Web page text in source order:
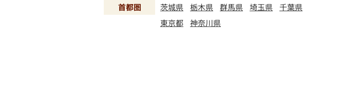
首都圏
茨城県 栃木県 群馬県 埼玉県
千葉県
東京都
神奈川県